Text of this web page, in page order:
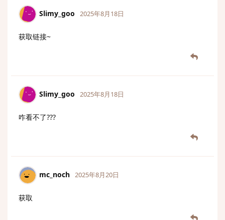
Slimy_goo 2025年8月18日
获取链接~
Slimy_goo 2025年8月18日
咋看不了???
mc_noch 2025年8月20日
获取